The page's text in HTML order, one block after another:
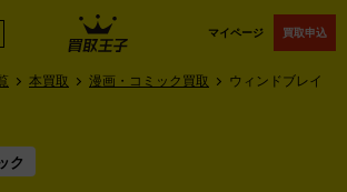
マイページ 買取申込
本買取 漫画・コミック買取
ウィンドブレイ
ク